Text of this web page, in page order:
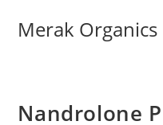
Merak Organics
Nandrolone